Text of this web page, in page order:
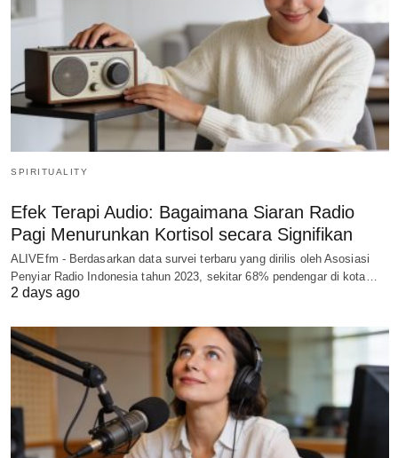
SPIRITUALITY
Efek Terapi Audio: Bagaimana Siaran Radio
Pagi Menurunkan Kortisol secara Signifikan
ALIVEfm - Berdasarkan data survei terbaru yang dirilis oleh Asosiasi
Penyiar Radio Indonesia tahun 2023, sekitar 68% pendengar di kota…
2 days ago